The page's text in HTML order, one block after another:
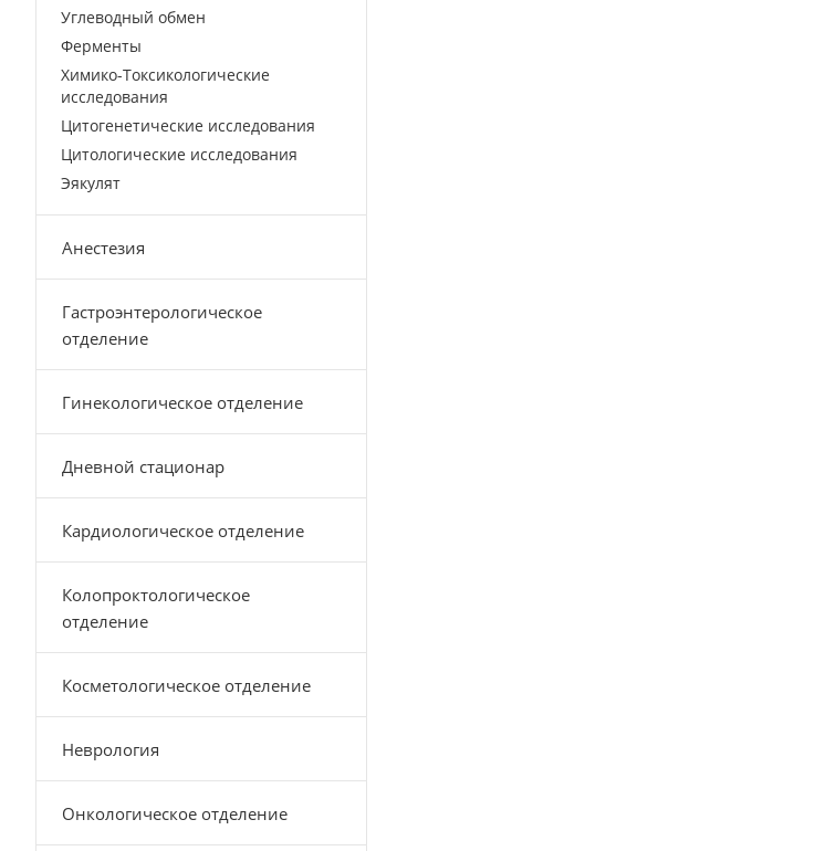
Углеводный обмен
Ферменты
Химико-Токсикологические
исследования
Цитогенетические исследования
Цитологические исследования
Эякулят
Анестезия
Гастроэнтерологическое
отделение
Гинекологическое отделение
Дневной стационар
Кардиологическое отделение
Колопроктологическое
отделение
Косметологическое отделение
Неврология
Онкологическое отделение